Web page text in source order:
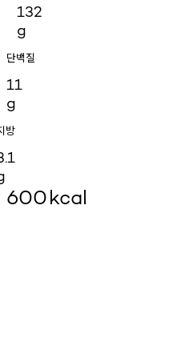
132
g
단백질
11
g
방
600kcal